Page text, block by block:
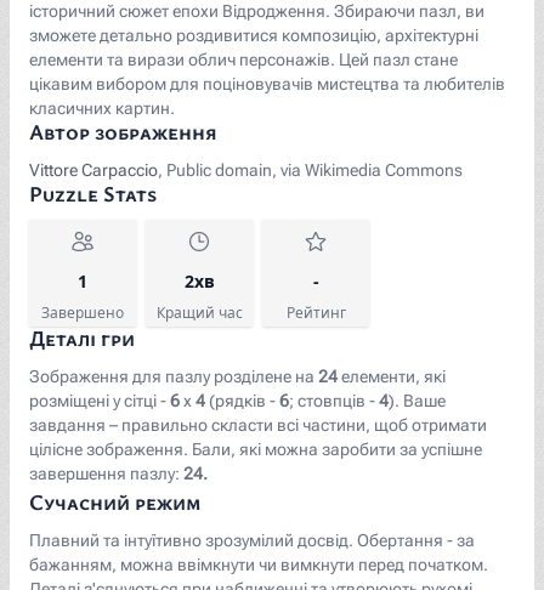
історичний сюжет епохи Відродження. Збираючи пазл, ви
зможете детально роздивитися композицію, архітектурні
елементи та вирази облич персонажів. Цей пазл стане
цікавим вибором для поціновувачів мистецтва та любителів
класичних картин.
Автор зображення
Vittore Carpaccio, Public domain, via Wikimedia Commons
Puzzle Stats
1
Завершено
2хв
Кращий час
-
Рейтинг
Деталі гри
Зображення для пазлу розділене на 24елементи, які
розміщені у сітці -6x 4 (рядків -6; стовпців -4). Ваше
завдання – правильно скласти всі частини, щоб отримати
цілісне зображення. Бали, які можна заробити за успішне
завершення пазлу: 24.
Сучасний режим
Плавний та інтуїтивно зрозумілий досвід. Обертання - за
бажанням, можна ввімкнути чи вимкнути перед початком.